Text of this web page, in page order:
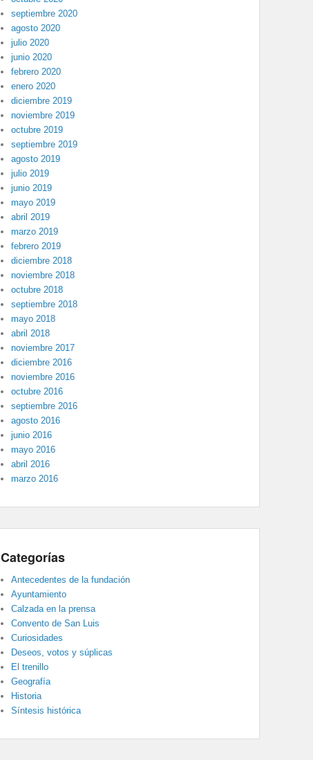
septiembre 2020
agosto 2020
julio 2020
junio 2020
febrero 2020
enero 2020
diciembre 2019
noviembre 2019
octubre 2019
septiembre 2019
agosto 2019
julio 2019
junio 2019
mayo 2019
abril 2019
marzo 2019
febrero 2019
diciembre 2018
noviembre 2018
octubre 2018
septiembre 2018
mayo 2018
abril 2018
noviembre 2017
diciembre 2016
noviembre 2016
octubre 2016
septiembre 2016
agosto 2016
junio 2016
mayo 2016
abril 2016
marzo 2016
Categorías
Antecedentes de la fundación
Ayuntamiento
Calzada en la prensa
Convento de San Luis
Curiosidades
Deseos, votos y súplicas
El trenillo
Geografía
Historia
Síntesis histórica